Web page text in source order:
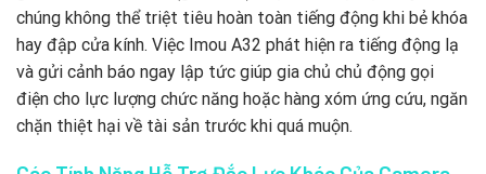
chúng không thể triệt tiêu hoàn toàn tiếng động khi bẻ khóa
hay đập cửa kính. Việc Imou A32 phát hiện ra tiếng động lạ
và gửi cảnh báo ngay lập tức giúp gia chủ chủ động gọi
điện cho lực lượng chức năng hoặc hàng xóm ứng cứu, ngăn
chặn thiệt hại về tài sản trước khi quá muộn.